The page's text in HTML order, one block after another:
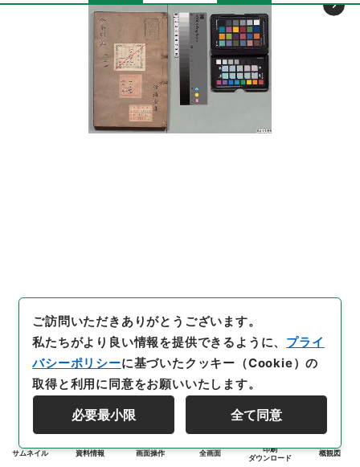
サムネイル 資料情報 画面操作 全画面
印刷
ダウンロード
概観図
ご訪問いただきありがとうございます。
私たちがより良い情報を提供できるように、 プライ
バシーポリシーに基づいたクッキー（Cookie）の
取得と利用に同意をお願いいたします。
必要最小限 全て同意